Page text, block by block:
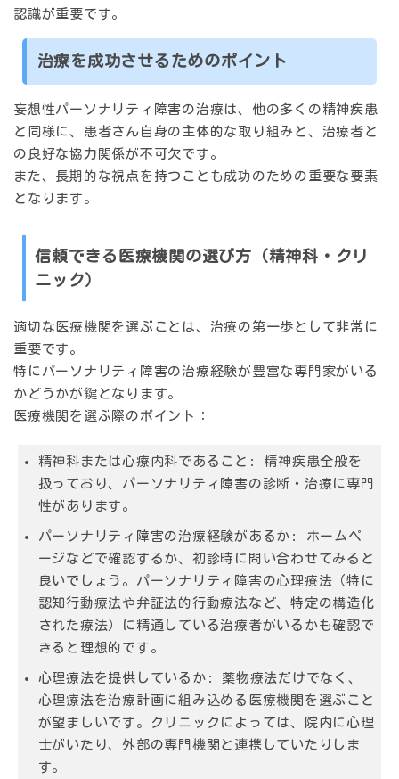
認識が重要です。
治療を成功させるためのポイント
妄想性パーソナリティ障害の治療は、他の多くの精神疾患
と同様に、患者さん自身の主体的な取り組みと、治療者と
の良好な協力関係が不可欠です。
また、長期的な視点を持つことも成功のための重要な要素
となります。
信頼できる医療機関の選び方（精神科・クリ
ニック）
適切な医療機関を選ぶことは、治療の第一歩として非常に
重要です。
特にパーソナリティ障害の治療経験が豊富な専門家がいる
かどうかが鍵となります。
医療機関を選ぶ際のポイント：
精神科または心療内科であること: 精神疾患全般を
扱っており、パーソナリティ障害の診断・治療に専門
性があります。
パーソナリティ障害の治療経験があるか: ホームペ
ージなどで確認するか、初診時に問い合わせてみると
良いでしょう。パーソナリティ障害の心理療法（特に
認知行動療法や弁証法的行動療法など、特定の構造化
された療法）に精通している治療者がいるかも確認で
きると理想的です。
心理療法を提供しているか: 薬物療法だけでなく、
心理療法を治療計画に組み込める医療機関を選ぶこと
が望ましいです。クリニックによっては、院内に心理
士がいたり、外部の専門機関と連携していたりしま
す。